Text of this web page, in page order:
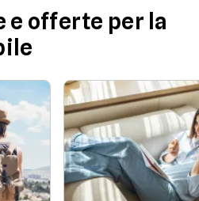
e offerte per la